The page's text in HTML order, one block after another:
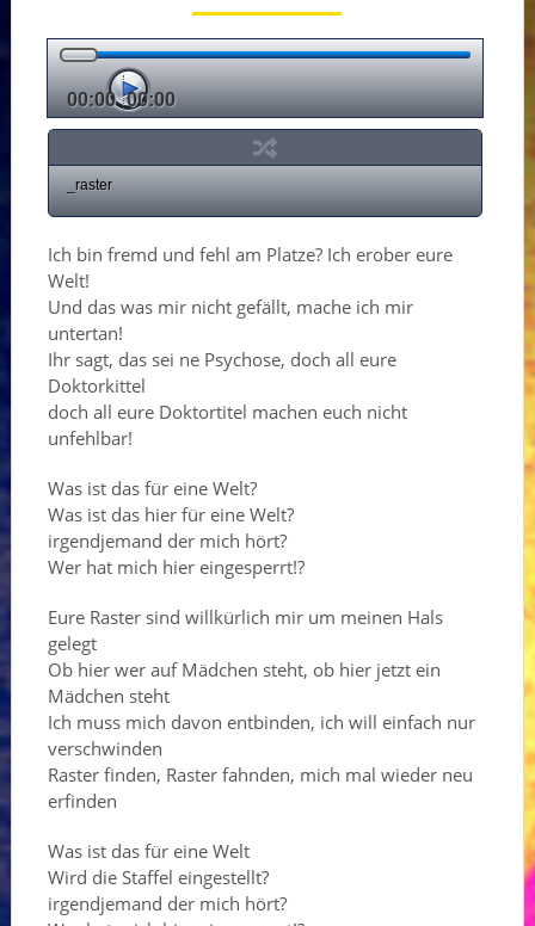
00:00 00:00
_raster
Ich bin fremd und fehl am Platze? Ich erober eure
Welt!
Und das was mir nicht gefällt, mache ich mir
untertan!
Ihr sagt, das sei ne Psychose, doch all eure
Doktorkittel
doch all eure Doktortitel machen euch nicht
unfehlbar!
Was ist das für eine Welt?
Was ist das hier für eine Welt?
irgendjemand der mich hört?
Wer hat mich hier eingesperrt!?
Eure Raster sind willkürlich mir um meinen Hals
gelegt
Ob hier wer auf Mädchen steht, ob hier jetzt ein
Mädchen steht
Ich muss mich davon entbinden, ich will einfach nur
verschwinden
Raster finden, Raster fahnden, mich mal wieder neu
erfinden
Was ist das für eine Welt
Wird die Staffel eingestellt?
irgendjemand der mich hört?